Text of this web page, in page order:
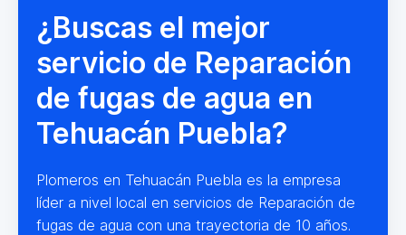
¿Buscas el mejor
servicio de Reparación
de fugas de agua en
Tehuacán Puebla?
Plomeros en Tehuacán Puebla es la empresa
líder a nivel local en servicios de Reparación de
fugas de agua con una trayectoria de 10 años.